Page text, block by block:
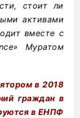
стоит ли
активами
вместе с
Муратом
в 2018
граждан в
в ЕНПФ